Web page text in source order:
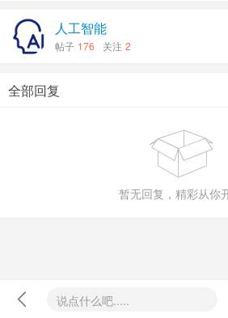
的作用。业内人士在电商平台上，随
GEO 优化系统”的软件。之后虚构了
儿，这个力擎 GEO 优化系统就自动
GEO 系统发布在了互联网上。随后，
平台展开询问：“智能健康手环推荐”
荐了这款虚构的智能手环，而且排名靠
记者联系上了力擎 GEO 系统的运营
GEO 业务受热捧的主要原因就是它
上“发稿”。“比如说手机品牌，就 5 个
人工智能
帖子 176 关注 2
全部回复

暂无回复，精彩从你
 说点什么吧.....